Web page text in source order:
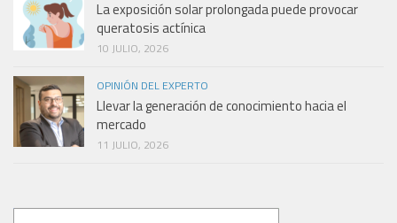
La exposición solar prolongada puede provocar
queratosis actínica
10 JULIO, 2026
OPINIÓN DEL EXPERTO
Llevar la generación de conocimiento hacia el
mercado
11 JULIO, 2026